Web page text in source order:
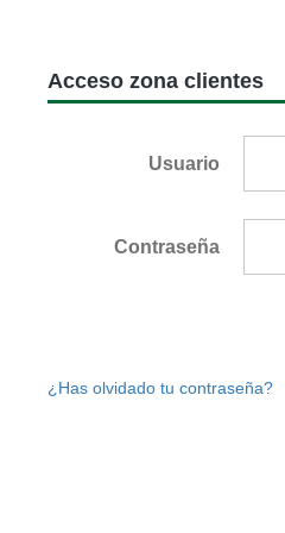
Acceso zona clientes
Usuario
Contraseña
¿Has olvidado tu contraseña?